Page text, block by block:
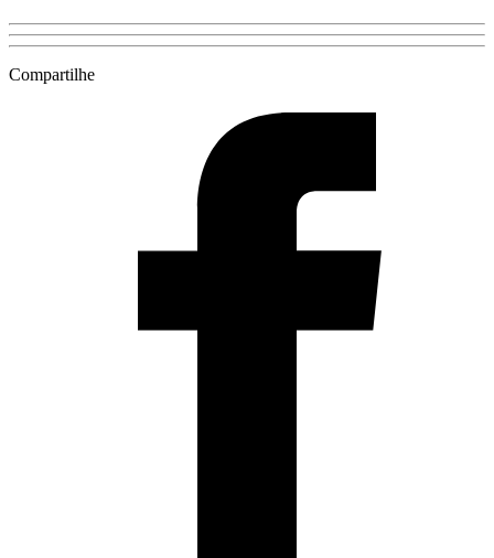
Compartilhe